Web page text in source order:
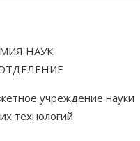
НАУК
учреждение науки
технологий